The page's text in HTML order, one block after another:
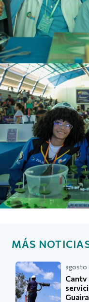
MÁS
agosto
Cantv
Guaira